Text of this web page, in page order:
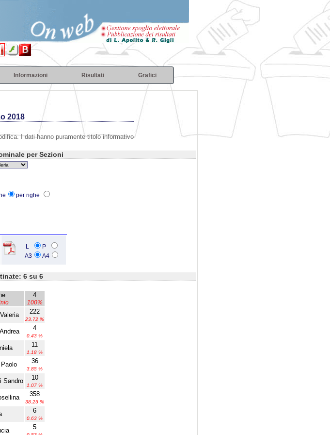
Informazioni Risultati Grafici
2018
I dati hanno puramente titolo informativo
per Sezioni
per righe
L
P
A3
A4
6 su 6
4
100%
222
23.72 %
4
0.43 %
11
1.18 %
36
3.85 %
Sandro 10
1.07 %
358
38.25 %
6
0.63 %
5